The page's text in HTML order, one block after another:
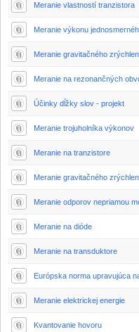
Meranie vlastností tranzistora
Meranie výkonu
Meranie gravitačného
Meranie na rezonančných
Účinky dĺžky slov - projekt
Meranie trojuholníka výkonov
Meranie na tranzistore
Meranie gravitačného
Meranie odporov nepriamou
Meranie na dióde
Meranie na transduktore
Európska norma upravujúca
Meranie elektrickej energie
Kvantovanie hovoru